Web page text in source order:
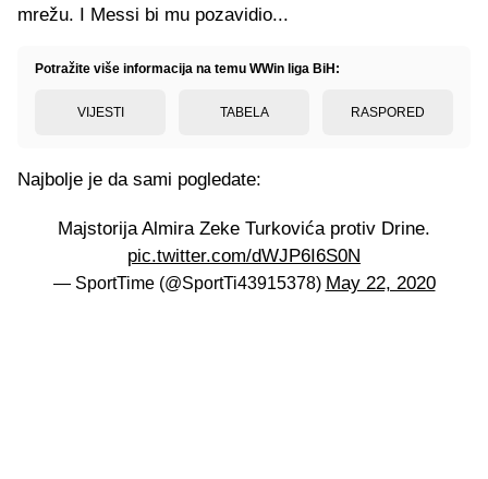
mrežu. I Messi bi mu pozavidio...
Potražite više informacija na temu WWin liga BiH:
VIJESTI TABELA RASPORED
Najbolje je da sami pogledate:
Majstorija Almira Zeke Turkovića protiv Drine.
pic.twitter.com/dWJP6I6S0N
— SportTime (@SportTi43915378) May 22, 2020